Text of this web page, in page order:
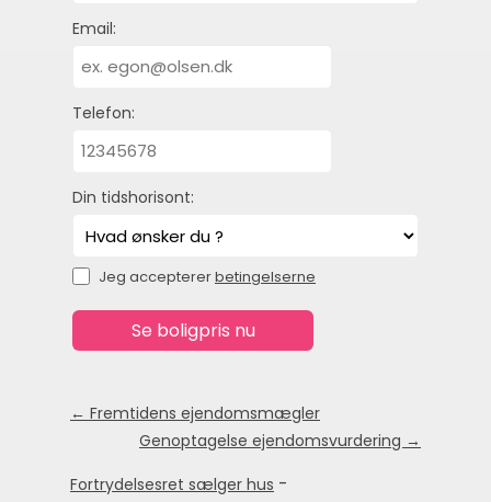
Email:
Telefon:
Din tidshorisont:
Jeg acceptererbetingelserne
← Fremtidens ejendomsmægler
Genoptagelse ejendomsvurdering →
Fortrydelsesret sælger hus -